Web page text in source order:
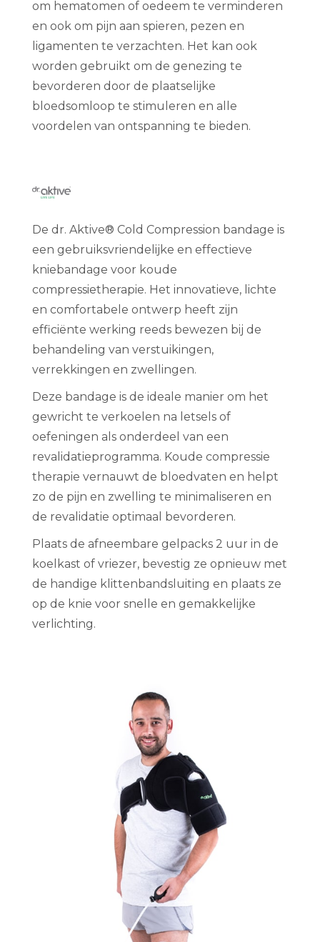
om hematomen of oedeem te verminderen
en ook om pijn aan spieren, pezen en
ligamenten te verzachten. Het kan ook
worden gebruikt om de genezing te
bevorderen door de plaatselijke
bloedsomloop te stimuleren en alle
voordelen van ontspanning te bieden.
De dr. Aktive® Cold Compression bandage is
een gebruiksvriendelijke en effectieve
kniebandage voor koude
compressietherapie. Het innovatieve, lichte
en comfortabele ontwerp heeft zijn
efficiënte werking reeds bewezen bij de
behandeling van verstuikingen,
verrekkingen en zwellingen.
Deze bandage is de ideale manier om het
gewricht te verkoelen na letsels of
oefeningen als onderdeel van een
revalidatieprogramma. Koude compressie
therapie vernauwt de bloedvaten en helpt
zo de pijn en zwelling te minimaliseren en
de revalidatie optimaal bevorderen.
Plaats de afneembare gelpacks 2 uur in de
koelkast of vriezer, bevestig ze opnieuw met
de handige klittenbandsluiting en plaats ze
op de knie voor snelle en gemakkelijke
verlichting.